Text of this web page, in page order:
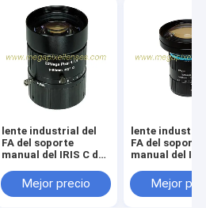
lente industrial del
FA del soporte
manual del IRIS C de
20Megapixel HD,
lente de 50m m 20MP
Mejor precio
lente
FA del soporte
manual del
20Megapixel
lente de 12m
Mejor